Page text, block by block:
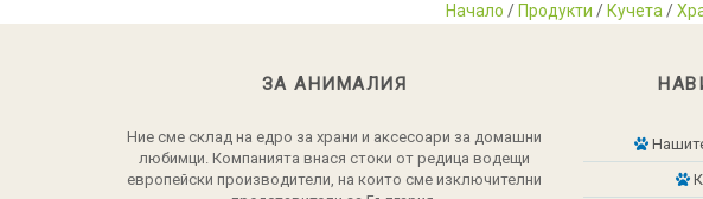
Начало / Продукти / Кучета /
ЗА АНИМАЛИЯ
Ние сме склад на едро за храни и аксесоари за домашни
любимци. Компанията внася стоки от редица водещи
европейски производители, на които сме изключителни